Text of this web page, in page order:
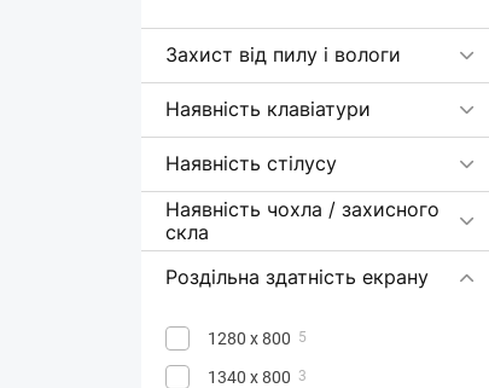
Захист від пилу і вологи
Наявність клавіатури
Наявність стілусу
Наявність чохла / захисного
скла
Роздільна здатність екрану
1280 x 800 5
1340 x 800 3